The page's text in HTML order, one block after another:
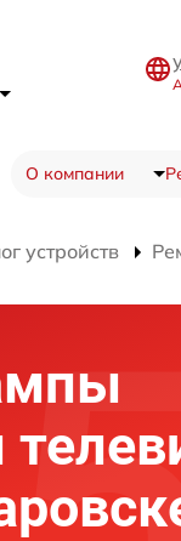
О компании
устройств